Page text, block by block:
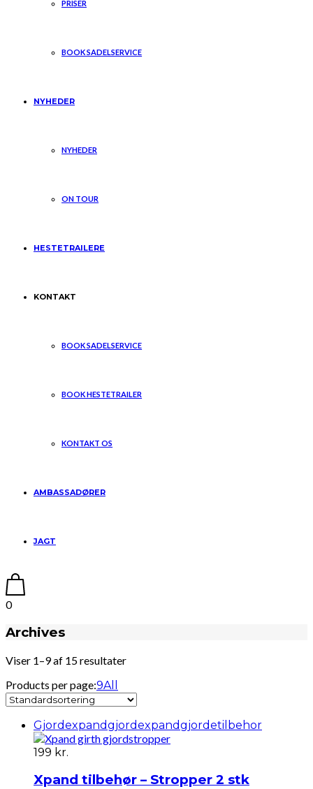
PRISER
BOOK SADELSERVICE
NYHEDER
NYHEDER
ON TOUR
HESTETRAILERE
KONTAKT
BOOK SADELSERVICE
BOOK HESTETRAILER
KONTAKT OS
AMBASSADØRER
JAGT
0
Archives
Viser 1–9 af 15 resultater
Products per page:9All
Gjordexpandgjordexpandgjordetilbehor
199 kr.
Xpand tilbehør – Stropper 2 stk